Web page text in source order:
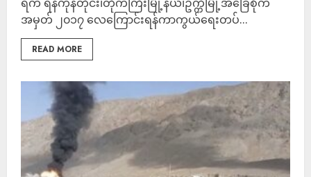
အမှတ် ၂၀၁၇ လေကြောင်းရန်ကာကွယ်ရေးတပ်...
READ MORE